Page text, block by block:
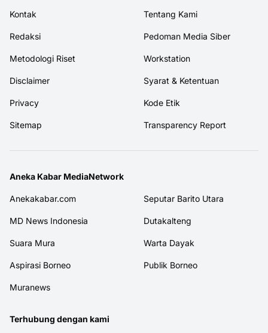
Kontak Tentang Kami
Redaksi Pedoman Media Siber
Metodologi Riset Workstation
Disclaimer Syarat & Ketentuan
Privacy Kode Etik
Sitemap Transparency Report
Aneka Kabar MediaNetwork
Anekakabar.com Seputar Barito Utara
MD News Indonesia Dutakalteng
Suara Mura Warta Dayak
Aspirasi Borneo Publik Borneo
Muranews
Terhubung dengan kami